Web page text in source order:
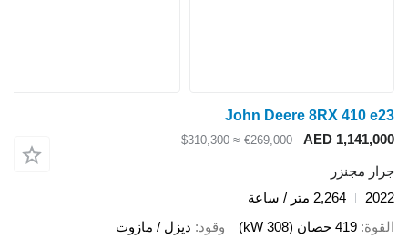
John Deere 8RX 410 e23
AED 1,141,000
€269,000
≈ $310,300
جرار مجنزر
2022
2,264 متر / ساعة
القوة 419 حصان (308 kW) وقود ديزل / مازوت